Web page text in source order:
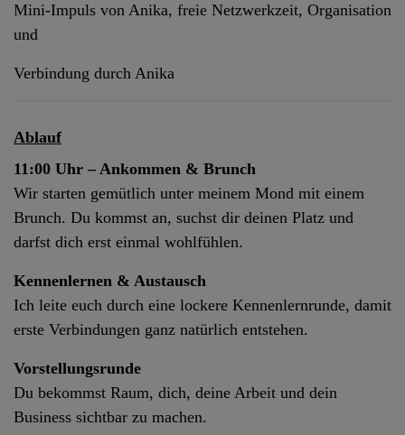
Mini-Impuls von Anika, freie Netzwerkzeit, Organisation
und
Verbindung durch Anika
Ablauf
11:00 Uhr – Ankommen & Brunch
Wir starten gemütlich unter meinem Mond mit einem
Brunch. Du kommst an, suchst dir deinen Platz und
darfst dich erst einmal wohlfühlen.
Kennenlernen & Austausch
Ich leite euch durch eine lockere Kennenlernrunde, damit
erste Verbindungen ganz natürlich entstehen.
Vorstellungsrunde
Du bekommst Raum, dich, deine Arbeit und dein
Business sichtbar zu machen.